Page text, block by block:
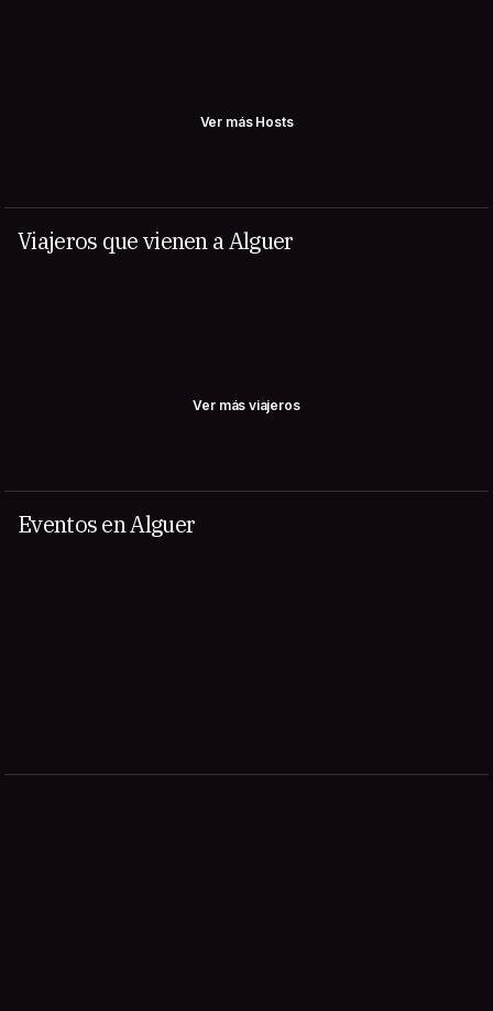
Ver más Hosts
Viajeros que vienen a Alguer
Ver más viajeros
Eventos en Alguer